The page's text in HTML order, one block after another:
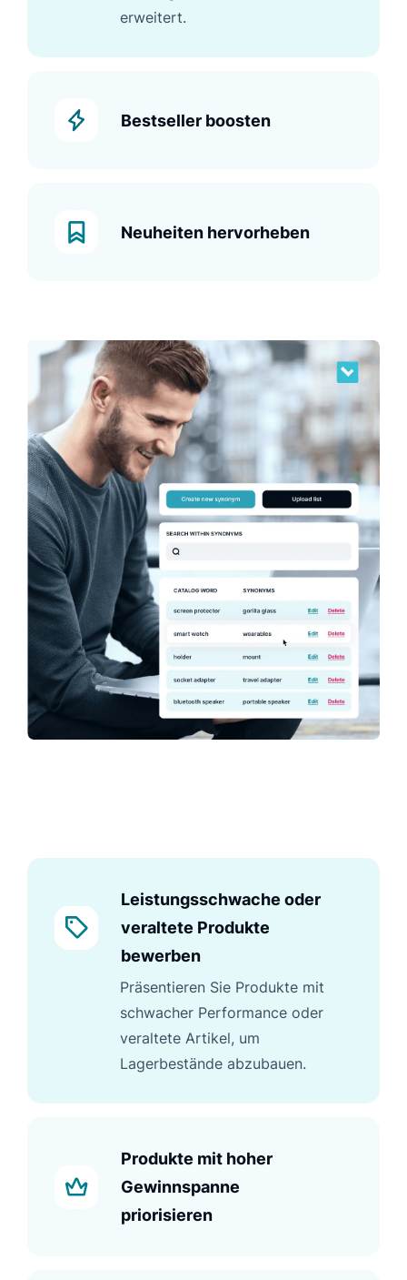
erweitert.
Bestseller boosten
Neuheiten hervorheben
Leistungsschwache oder
veraltete Produkte
bewerben
Präsentieren Sie Produkte mit
schwacher Performance oder
veraltete Artikel, um
Lagerbestände abzubauen.
Produkte mit hoher
Gewinnspanne
priorisieren